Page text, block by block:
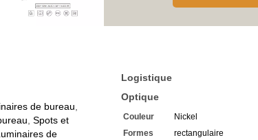
Voyez les couleurs dans
Nous offrons une garantie
Facile à installer au plafond
Si vous avez des
Renseignez-vous sur les
élevé
de bureau
Spots et
de
Logistique
Optique
Couleur
Nickel
Formes
rectangulaire